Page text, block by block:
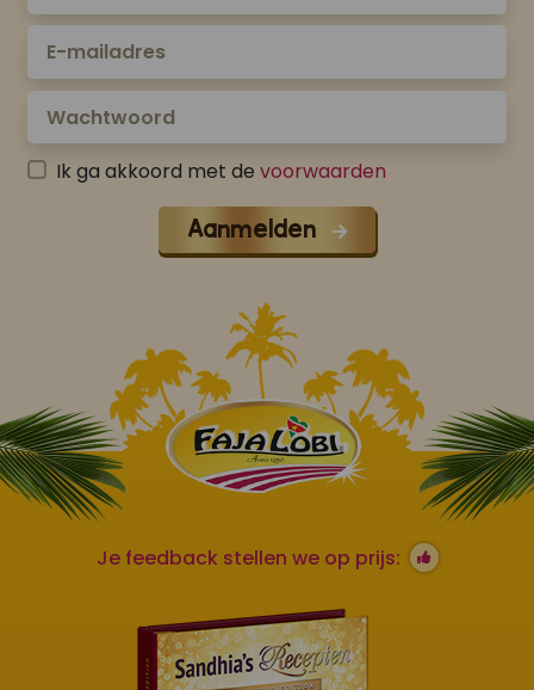
Ik ga akkoord met de voorwaarden
Aanmelden
Je feedback stellen we op prijs: